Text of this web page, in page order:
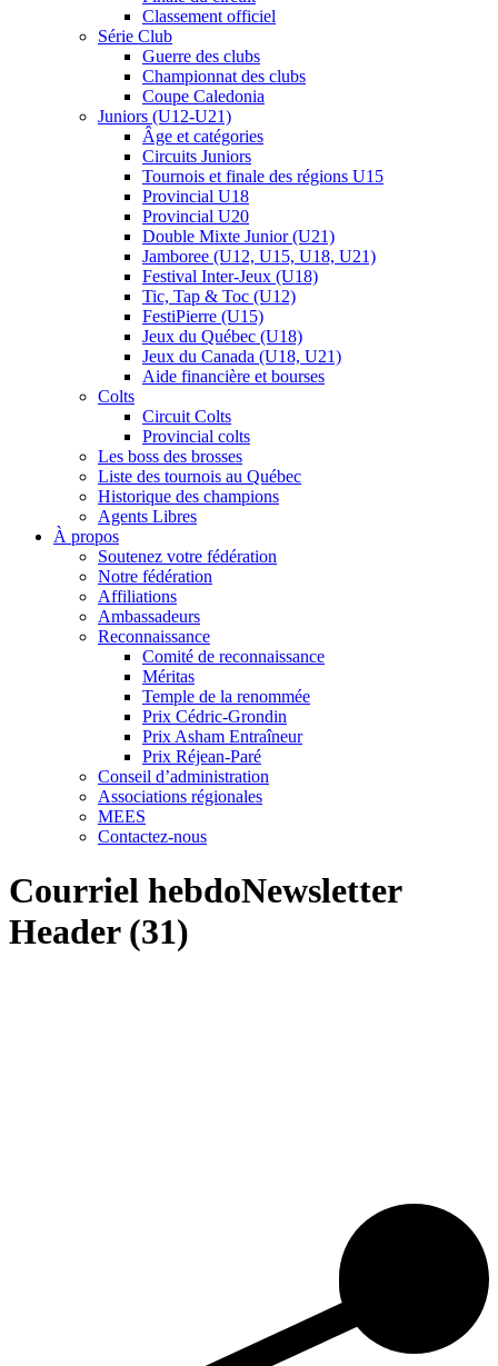
Classement officiel
Série Club
Guerre des clubs
Championnat des clubs
Coupe Caledonia
Juniors (U12-U21)
Âge et catégories
Circuits Juniors
Tournois et finale des régions U15
Provincial U18
Provincial U20
Double Mixte Junior (U21)
Jamboree (U12, U15, U18, U21)
Festival Inter-Jeux (U18)
Tic, Tap & Toc (U12)
FestiPierre (U15)
Jeux du Québec (U18)
Jeux du Canada (U18, U21)
Aide financière et bourses
Colts
Circuit Colts
Provincial colts
Les boss des brosses
Liste des tournois au Québec
Historique des champions
Agents Libres
À propos
Soutenez votre fédération
Notre fédération
Affiliations
Ambassadeurs
Reconnaissance
Comité de reconnaissance
Méritas
Temple de la renommée
Prix Cédric-Grondin
Prix Asham Entraîneur
Prix Réjean-Paré
Conseil d’administration
Associations régionales
MEES
Contactez-nous
Courriel hebdoNewsletter
Header (31)